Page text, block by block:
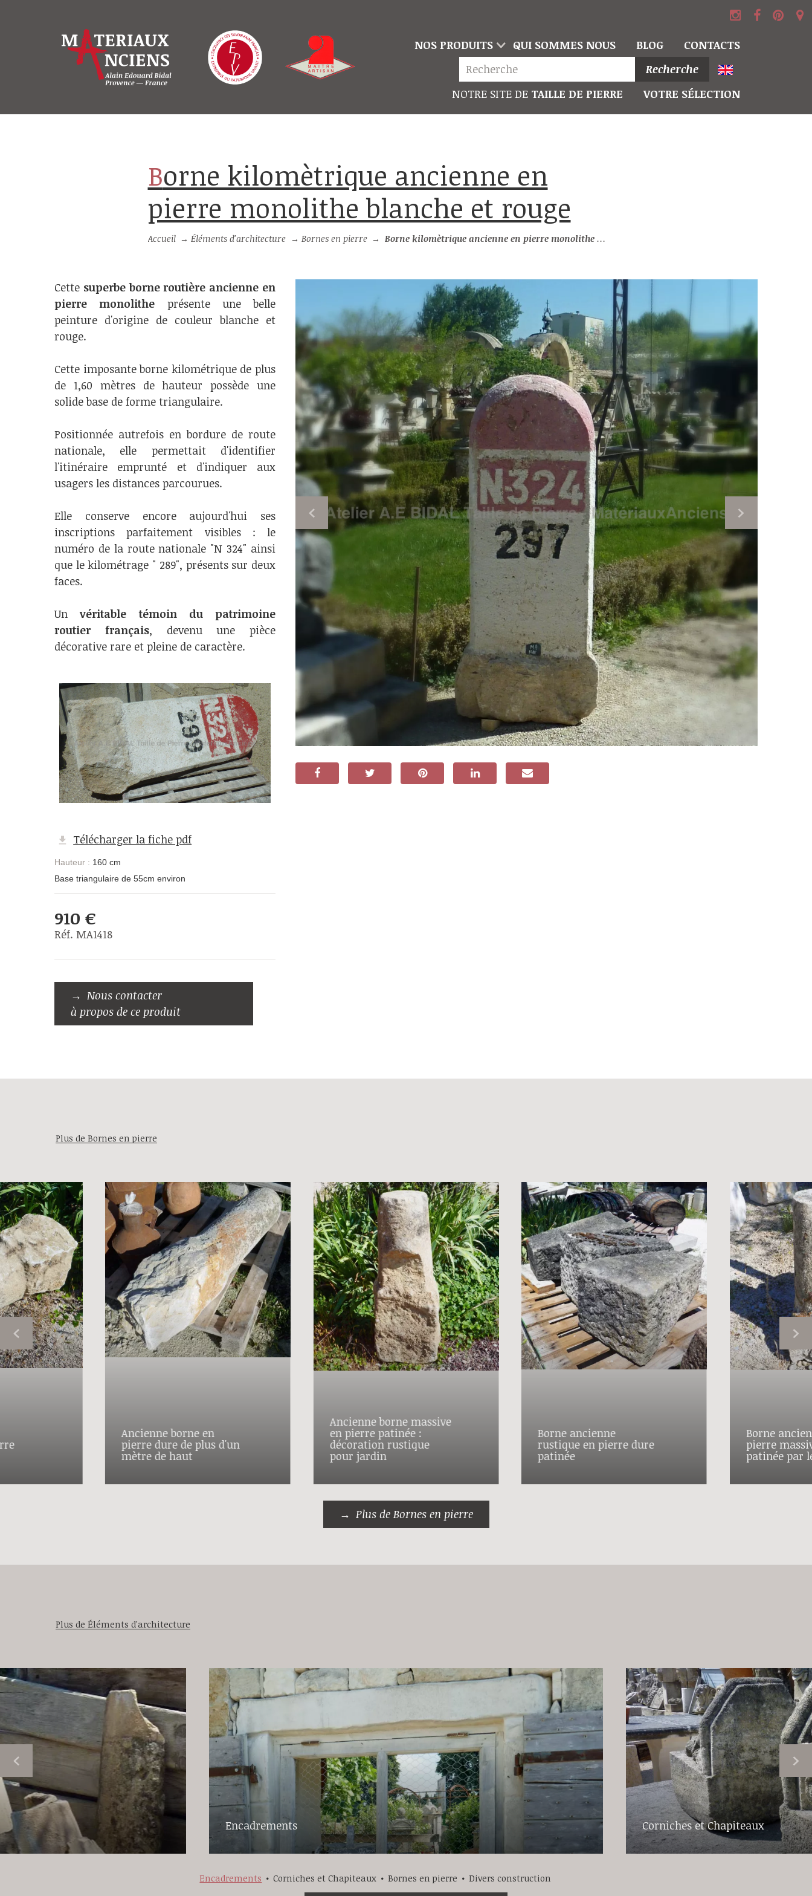
NOS PRODUITS QUI SOMMES NOUS BLOG
CONTACTS
Recherche
NOTRE SITE DE TAILLE DE PIERRE VOTRE SÉLECTION
Borne kilomètrique ancienne en
pierre monolithe blanche et rouge
Accueil →Éléments d'architecture → Bornes en pierre → Borne kilomètrique ancienne en pierre monolithe blanche et rouge
Cette superbe borne routière ancienne en
pierre monolithe présente une belle
peinture d'origine de couleur blanche et
rouge.
Cette imposante borne kilométrique de plus
de 1,60 mètres de hauteur possède une
solide base de forme triangulaire.
Positionnée autrefois en bordure de route
nationale, elle permettait d'identifier
l'itinéraire emprunté et d'indiquer aux
usagers les distances parcourues.
Elle conserve encore aujourd'hui ses
inscriptions parfaitement visibles : le
numéro de la route nationale "N 324" ainsi
que le kilométrage " 289", présents sur deux
faces.
Unvéritable témoin du patrimoine
routier français, devenu une pièce
décorative rare et pleine de caractère.
Télécharger la fiche pdf
Hauteur : 160 cm
Base triangulaire de 55cm environ
910 €
Réf. MA1418
Nous contacter
à propos de ce produit
Plus de Bornes en pierre
Ancienne borne massive
en pierre patinée :
décoration rustique
pour jardin
Borne ancienne
rustique en pierre dure
patinée
Borne
pierre
patinée par
Ancienne borne en
pierre dure de plus d'un
mètre de haut
Plus de Bornes en pierre
Plus de Éléments d'architecture
Encadrements Corniches et Chapiteaux
Encadrements Corniches et Chapiteaux Bornes en pierre Divers construction